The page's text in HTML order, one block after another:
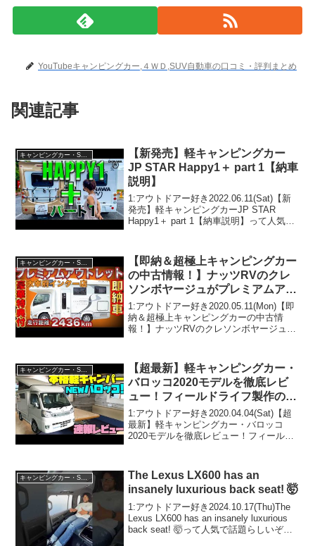
YouTubeキャンピングカー,４ＷＤ,SUV自動車の口コミ・評判まとめ
関連記事
キャンピングカー・SUV人気車種
【新発売】軽キャンピングカー
JP STAR Happy1＋ part 1【納車
説明】
1:アウトドアー好き2022.06.11(Sat)【新
発売】軽キャンピングカーJP STAR
Happy1＋ part 1【納車説明】って人気で
注目で...
【即納＆超極上キャンピングカー
の中古情報！】ナッツRVのクレ
ソンボヤージュがプレミアムアウ
トレット車として太宰府インター
店から登場！
1:アウトドアー好き2020.05.11(Mon)【即
納＆超極上キャンピングカーの中古情
報！】ナッツRVのクレソンボヤージュが
しいぞ、見逃さないで！！2:アウトドア
ー好...
キャンピングカー・SUV人気車種
【超最新】軽キャンピングカー・
バロッコ2020モデルを徹底レビ
ュー！フィールドライフ製作の本
格軽キャブコン！車中泊にもクル
マ旅にも最強なハイゼットトラッ
クベースの軽キャンパー！
1:アウトドアー好き2020.04.04(Sat)【超
最新】軽キャンピングカー・バロッコ
2020モデルを徹底レビュー！フィールド
ックベースの軽キャンパー！って人気で
話題...
The Lexus LX600 has an
insanely luxurious back seat! 🤯
1:アウトドアー好き2024.10.17(Thu)The
Lexus LX600 has an insanely luxurious
back seat! 🤯って人気で話題らしいぞ、